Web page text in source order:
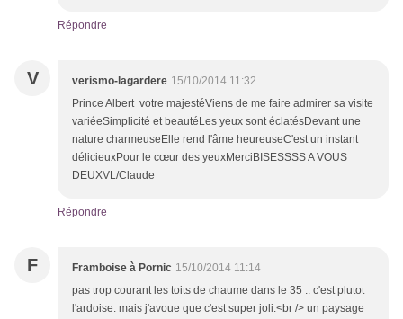
Répondre
V verismo-lagardere 15/10/2014 11:32
Prince Albert votre majestéViens de me faire admirer sa visite
variéeSimplicité et beautéLes yeux sont éclatésDevant une
nature charmeuseElle rend l'âme heureuseC'est un instant
délicieuxPour le cœur des yeuxMerciBISESSSS A VOUS
DEUXVL/Claude
Répondre
F Framboise à Pornic 15/10/2014 11:14
pas trop courant les toits de chaume dans le 35 .. c'est plutot
l'ardoise. mais j'avoue que c'est super joli.<br /> un paysage